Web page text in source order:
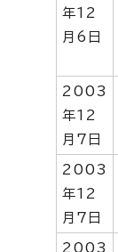
年12
月6日
2003
年12
月7日
2003
年12
月7日
2003